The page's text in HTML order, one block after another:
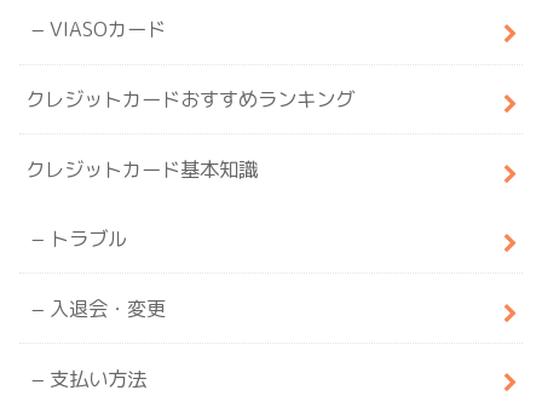
VIASOカード
クレジットカードおすすめランキング
クレジットカード基本知識
トラブル
入退会・変更
支払い方法